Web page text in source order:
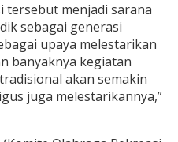
tersebut menjadi sarana
sebagai generasi
upaya melestarikan
banyaknya kegiatan
akan semakin
juga melestarikannya,”